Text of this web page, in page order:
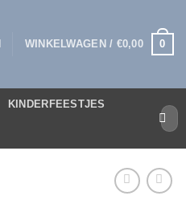
WINKELWAGEN / €0,00 0
KINDERFEESTJES
naar: